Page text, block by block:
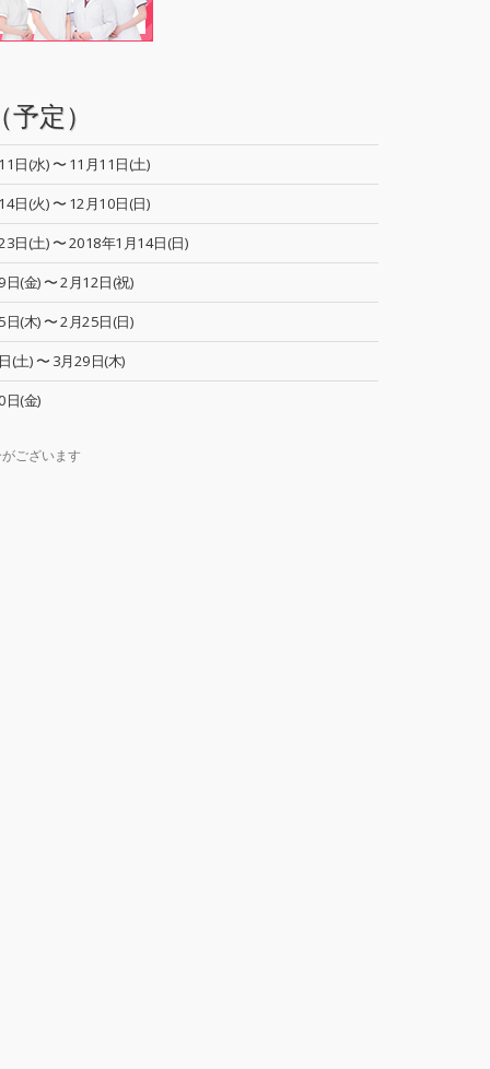
定）
日(水) 〜 11月11日(土)
日(火) 〜 12月10日(日)
日(土) 〜 2018年1月14日(日)
(金) 〜 2月12日(祝)
(木) 〜 2月25日(日)
(土) 〜 3月29日(木)
(金)
ございます